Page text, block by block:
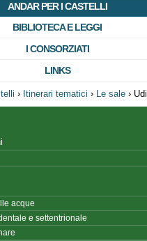
ANDAR PER I CASTELLI
BIBLIOTECA E LEGGI
I CONSORZIATI
LINKS
› Itinerari tematici › Le sale ›
acque
e settentrionale